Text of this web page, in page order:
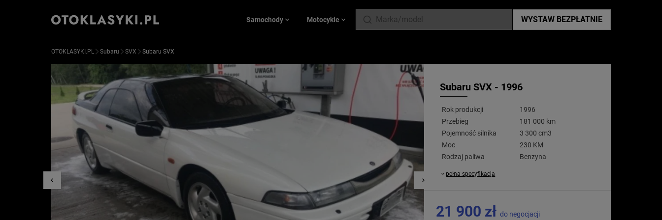
Samochody Motocykle WYSTAW BEZPŁATNIE
OTOKLASYKI.PL Subaru SVX Subaru SVX
Subaru SVX - 1996
Rok produkcji
1996
Przebieg
181 000 km
Pojemność silnika
3 300 cm3
Moc
230 KM
Rodzaj paliwa
Benzyna
pełna specyfikacja
21 900 złdo negocjacji